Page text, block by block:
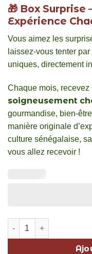
🎁 Box Surprise
Expérience
Vous aimez les
laissez-vous tenter
uniques, directement
Chaque mois,
soigneusement
gourmandise, bien-
manière originale
culture sénégalaise,
vous allez recevoir !
quantité de